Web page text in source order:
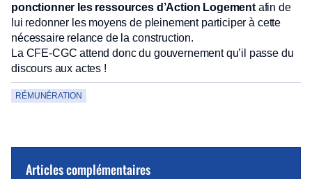
ponctionner les ressources d’Action Logementafin de
lui redonner les moyens de pleinement participer à cette
nécessaire relance de la construction.
La CFE-CGC attend donc du gouvernement qu’il passe du
discours aux actes !
RÉMUNÉRATION
Articles complémentaires